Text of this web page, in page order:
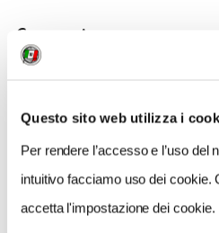
Questo sito web utilizza i
Per rendere l’accesso e l’uso del
intuitivo facciamo uso dei cookie.
accetta l'impostazione dei cookie.
Come arrivare:
# Ore 9.30 :
Raduno dei
# Ore 9.30 :Raduno dei
Romano – via Conte Landone